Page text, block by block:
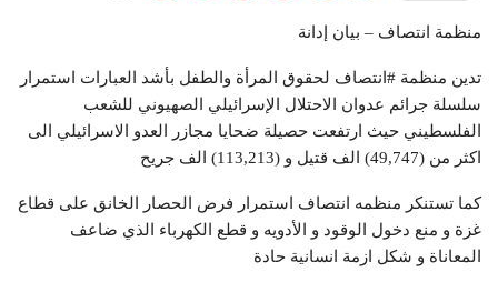
منظمة انتصاف – بيان إدانة
تدين منظمة #انتصاف لحقوق المرأة والطفل بأشد العبارات استمرار
سلسلة جرائم عدوان الاحتلال الإسرائيلي الصهيوني للشعب
الفلسطيني حيث ارتفعت حصيلة ضحايا مجازر العدو الاسرائيلي الى
اكثر من (49,747) الف قتيل و (113,213) الف جريح
كما تستنكر منظمه انتصاف استمرار فرض الحصار الخانق على قطاع
غزة و منع دخول الوقود و الأدويه و قطع الكهرباء الذي ضاعف
المعاناة و شكل ازمة انسانية حادة